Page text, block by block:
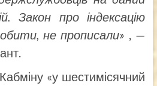
Закон про індексацію
не прописали» , —
«у шестимісячний